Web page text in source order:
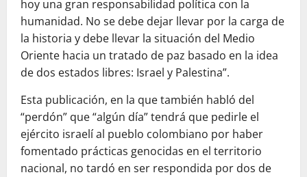
hoy una gran responsabilidad política con la
humanidad. No se debe dejar llevar por la carga de
la historia y debe llevar la situación del Medio
Oriente hacia un tratado de paz basado en la idea
de dos estados libres: Israel y Palestina”.
Esta publicación, en la que también habló del
“perdón” que “algún día” tendrá que pedirle el
ejército israelí al pueblo colombiano por haber
fomentado prácticas genocidas en el territorio
nacional, no tardó en ser respondida por dos de